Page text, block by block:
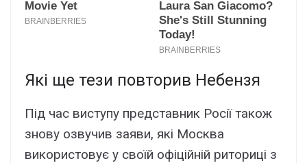
Які ще тези повторив Небензя
Під час виступу представник Росії також
знову озвучив заяви, які Москва
використовує у своїй офіційній риториці з